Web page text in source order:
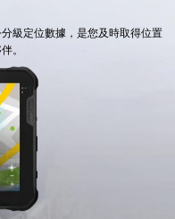
級定位數據，是您及時取得位置
。